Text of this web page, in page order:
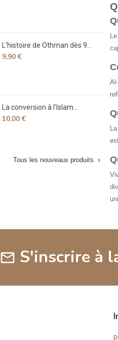
L'histoire de Othman dès 9...
9,90 €
La conversion à l'Islam...
10,00 €
Tous les nouveaux produits 
mail S'inscrire à